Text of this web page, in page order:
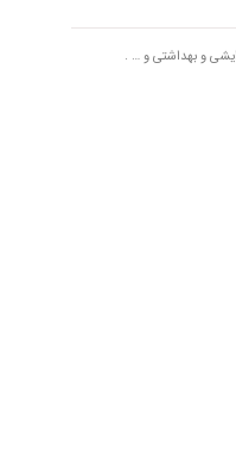
و بهداشتی و … .